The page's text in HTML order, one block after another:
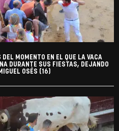
MOMENTO EN EL QUE LA VACA
DURANTE SUS FIESTAS, DEJANDO
OSÉS (16)